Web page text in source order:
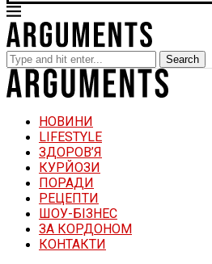
Search
НОВИНИ
LIFESTYLE
ЗДОРОВ’Я
КУРЙОЗИ
ПОРАДИ
РЕЦЕПТИ
ШОУ-БІЗНЕС
ЗА КОРДОНОМ
КОНТАКТИ